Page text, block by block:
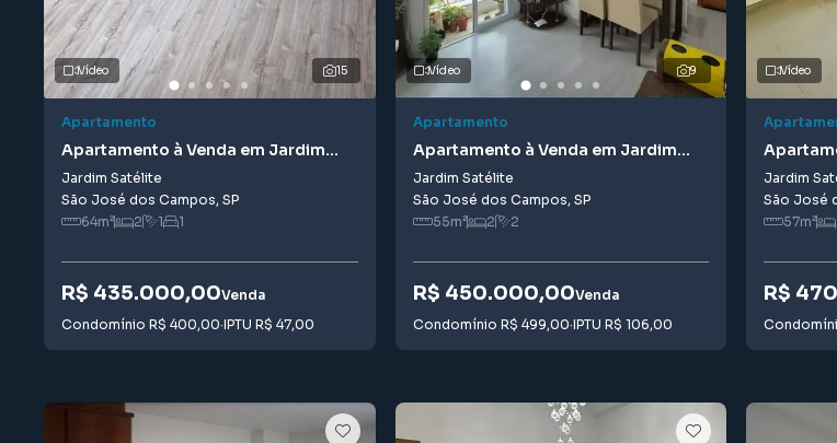
15
Vídeo
Apartamento
Apartamento à Venda em Jardim
Satélite
Jardim Satélite
São José dos Campos, SP
64m² 2 1 1
R$ 435.000,00Venda
Condomínio R$ 400,00·IPTU R$ 47,00
9
Vídeo
Apartamento
Apartamento à Venda em Jardim
Satélite
Jardim Satélite
São José dos Campos, SP
55m² 2 2
R$ 450.000,00Venda
Condomínio R$ 499,00·IPTU R$ 106,00
Vídeo
Satélite
Jardim
São José
57m²
R$